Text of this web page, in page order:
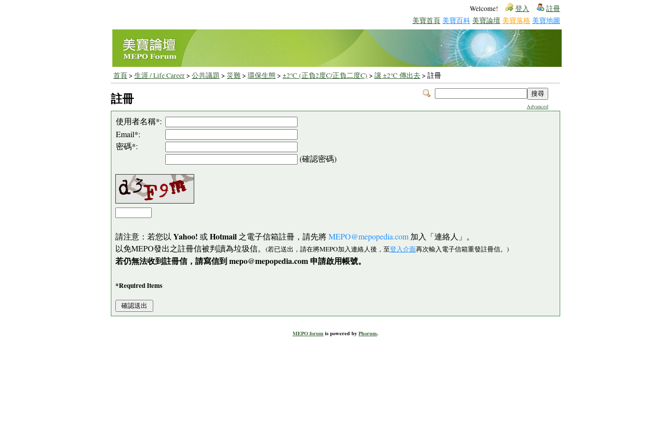
Welcome! 登入 註冊
美寶首頁 美寶百科 美寶論壇 美寶落格 美寶地圖
首頁> 生涯 / Life Career> 公共議題 > 災難> 環保生態> ±2℃ (正負2度C/正負二度C) > 讓 ±2℃ 傳出去> 註冊
Advanced
註冊
使用者名稱*:
Email*:
密碼*:
(確認密碼)
請注意：若您以 Yahoo! 或Hotmail 之電子信箱註冊，請先將MEPO@mepopedia.com 加入「連絡人」。
以免MEPO發出之註冊信被判讀為垃圾信。 (若已送出，請在將MEPO加入連絡人後，至登入介面再次輸入電子信箱重發註冊信。)
若仍無法收到註冊信，請寫信到 mepo@mepopedia.com 申請啟用帳號。
*Required Items
MEPO forumis powered byPhorum.